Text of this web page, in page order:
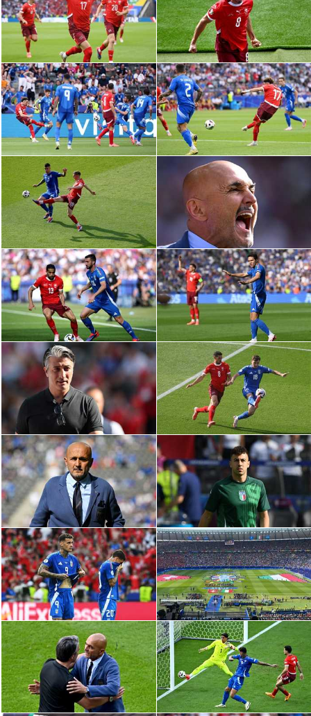
الدوري الإيطالي
الدوري الألماني
الدوري الفرنسي
الدوري السعودي للمحترفين
دوري أبطال أوروبا
دوري أبطال إفريقيا
كل البطولات
أقسام
الكرة المصرية
الدوري المصري
الكرة الأوروبية
الكرة الإفريقية
منتخب مصر
سعودي في الجول
الدوري الإنجليزي
الدوري الإسباني
دوري أبطال أوروبا
القسم الثاني
رياضات أخرى
أمم إفريقيا
كرة السلة الأمريكية
كرة سلة
كرة يد
كرة طائرة